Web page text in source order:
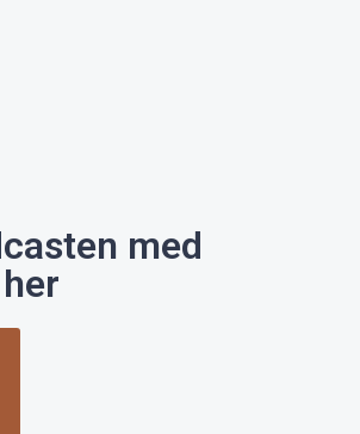
med